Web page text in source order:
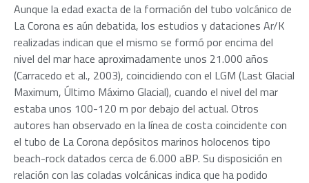
Aunque la edad exacta de la formación del tubo volcánico de
La Corona es aún debatida, los estudios y dataciones Ar/K
realizadas indican que el mismo se formó por encima del
nivel del mar hace aproximadamente unos 21.000 años
(Carracedo et al., 2003), coincidiendo con el LGM (Last Glacial
Maximum, Último Máximo Glacial), cuando el nivel del mar
estaba unos 100-120 m por debajo del actual. Otros
autores han observado en la línea de costa coincidente con
el tubo de La Corona depósitos marinos holocenos tipo
beach-rock datados cerca de 6.000 aBP. Su disposición en
relación con las coladas volcánicas indica que ha podido